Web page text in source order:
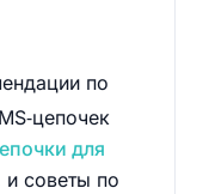
по
для
и советы по